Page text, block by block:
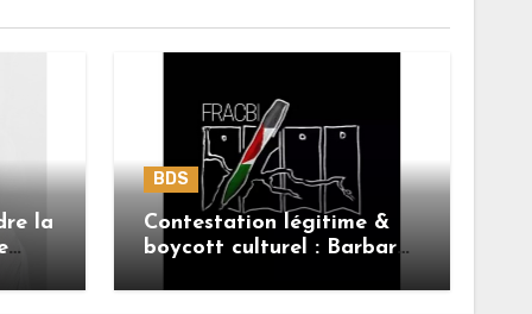
la
BDS
Contestation légitime &
boycott culturel : Barbara